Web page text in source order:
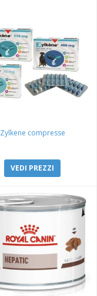
Zylkene compresse
VEDI PREZZI